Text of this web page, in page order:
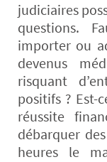
judiciaires
questions.
importer ou
devenus
risquant
positifs ? Est-
réussite
débarquer
heures le